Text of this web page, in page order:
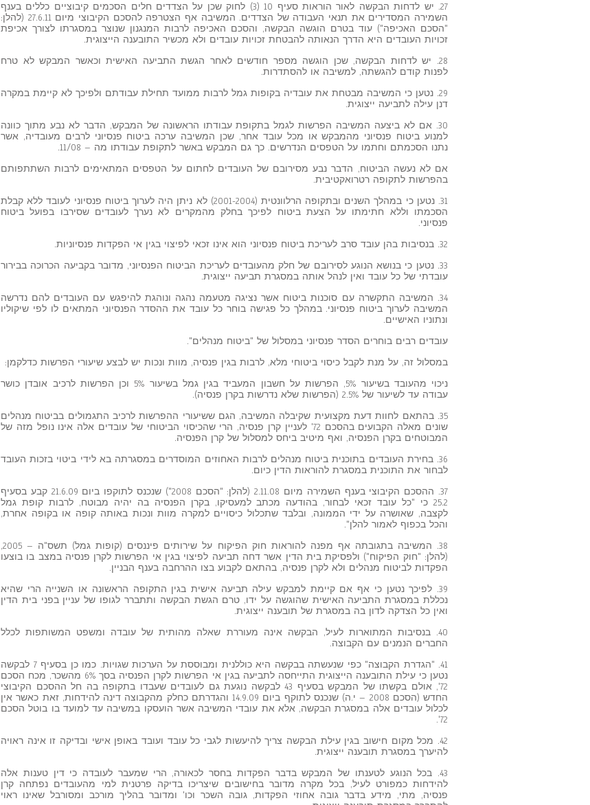
27. יש לדחות הבקשה לאור הוראות סעיף 10 (3) לחוק שכן על הצדדים חלים הסכמים קיבוציים כללים בענף
השמירה המסדירים את תנאי העבודה של הצדדים. המשיבה אף הצטרפה להסכם הקיבוצי מיום 27.6.11 (להלן:
"הסכם האכיפה") עוד בטרם הוגשה הבקשה, והסכם האכיפה לרבות המנגנון שנוצר במסגרתו לצורך אכיפת
זכויות העובדים היא הדרך הנאותה להבטחת זכויות עובדים ולא מכשיר התובענה הייצוגית.
28. יש לדחות הבקשה, שכן הוגשה מספר חודשים לאחר הגשת התביעה האישית וכאשר המבקש לא טרח
לפנות קודם להגשתה, למשיבה או להסתדרות.
29. נטען כי המשיבה מבטחת את עובדיה בקופות גמל לרבות ממועד תחילת עבודתם ולפיכך לא קיימת במקרה
דנן עילה לתביעה ייצוגית.
30. אם לא ביצעה המשיבה הפרשות לגמל בתקופת עבודתו הראשונה של המבקש, הדבר לא נבע מתוך כוונה
למנוע ביטוח פנסיוני מהמבקש או מכל עובד אחר, שכן המשיבה ערכה ביטוח פנסיוני לרבים מעובדיה, אשר
נתנו הסכמתם וחתמו על הטפסים הנדרשים. כך גם המבקש באשר לתקופת עבודתו מה – 11/08.
אם לא נעשה הביטוח, הדבר נבע מסירובם של העובדים לחתום על הטפסים המתאימים לרבות השתתפותם
בהפרשות לתקופה רטרואקטיבית.
31. נטען כי במהלך השנים ובתקופה הרלוונטית (2001-2004) לא ניתן היה לערוך ביטוח פנסיוני לעובד ללא קבלת
הסכמתו וללא חתימתו על הצעת ביטוח לפיכך בחלק מהמקרים לא נערך לעובדים שסירבו בפועל ביטוח
פנסיוני.
32. בנסיבות בהן עובד סרב לעריכת ביטוח פנסיוני הוא אינו זכאי לפיצוי בגין אי הפקדות פנסיוניות.
33. נטען כי בנושא הנוגע לסירובם של חלק מהעובדים לעריכת הביטוח הפנסיוני, מדובר בקביעה הכרוכה בבירור
עובדתי של כל עובד ואין לנהל אותה במסגרת תביעה ייצוגית.
34. המשיבה התקשרה עם סוכנות ביטוח אשר נציגה מטעמה נהגה ונוהגת להיפגש עם העובדים להם נדרשה
המשיבה לערוך ביטוח פנסיוני. במהלך כל פגישה בוחר כל עובד את ההסדר הפנסיוני המתאים לו לפי שיקוליו
ונתוניו האישיים.
עובדים רבים בוחרים הסדר פנסיוני במסלול של "ביטוח מנהלים".
במסלול זה, על מנת לקבל כיסוי ביטוחי מלא, לרבות בגין פנסיה, מוות ונכות יש לבצע שיעורי הפרשות כדלקמן:
ניכוי מהעובד בשיעור 5%, הפרשות על חשבון המעביד בגין גמל בשיעור 5% וכן הפרשות לרכיב אובדן כושר
עבודה עד לשיעור של 2.5% (הפרשות שלא נדרשות בקרן פנסיה).
35. בהתאם לחוות דעת מקצועית שקיבלה המשיבה, הגם ששיעורי ההפרשות לרכיב התגמולים בביטוח מנהלים
שונים מאלה הקבועים בהסכם 72' לעניין קרן פנסיה, הרי שהכיסוי הביטוחי של עובדים אלה אינו נופל מזה של
המבוטחים בקרן הפנסיה, ואף מיטיב ביחס למסלול של קרן הפנסיה.
36. בחירת העובדים בתוכנית ביטוח מנהלים לרבות האחוזים המוסדרים במסגרתה בא לידי ביטוי בזכות העובד
לבחור את התוכנית במסגרת להוראות הדין כיום.
37. ההסכם הקיבוצי בענף השמירה מיום 2.11.08 (להלן: "הסכם 2008") שנכנס לתוקפו ביום 21.6.09 קבע בסעיף
25.2 כי "כל עובד זכאי לבחור, בהודעה מכתב למעסיקו, בקרן הפנסיה בה יהיה מבוטח, לרבות קופת גמל
לקצבה, שאושרה על ידי הממונה, ובלבד שתכלול כיסויים למקרה מוות ונכות באותה קופה או בקופה אחרת,
והכל בכפוף לאמור להלן".
38. המשיבה בתגובתה אף מפנה להוראות חוק הפיקוח על שירותים פיננסים (קופות גמל) תשס"ה – 2005,
(להלן: "חוק הפיקוח") ולפסיקת בית הדין אשר דחה תביעה לפיצוי בגין אי הפרשות לקרן פנסיה במצב בו בוצעו
הפקדות לביטוח מנהלים ולא לקרן פנסיה, בהתאם לקבוע בצו ההרחבה בענף הבניין.
39. לפיכך נטען כי אף אם קיימת למבקש עילה תביעה אישית בגין התקופה הראשונה או השנייה הרי שהיא
נכללת במסגרת התביעה האישית שהוגשה על ידו, טרם הגשת הבקשה ותתברר לגופו של עניין בפני בית הדין
ואין כל הצדקה לדון בה במסגרת של תובענה ייצוגית.
40. בנסיבות המתוארות לעיל, הבקשה אינה מעוררת שאלה מהותית של עובדה ומשפט המשותפות לכלל
החברים הנמנים עם הקבוצה.
41. "הגדרת הקבוצה" כפי שנעשתה בבקשה היא כוללנית ומבוססת על הערכות שגויות. כמו כן בסעיף 7 לבקשה
נטען כי עילת התובענה הייצוגית התייחסה לתביעה בגין אי הפרשות לקרן הפנסיה בסך 6% מהשכר, מכח הסכם
72', אולם בקשתו של המבקש בסעיף 43 לבקשה נוגעת גם לעובדים שעבדו בתקופה בה חל ההסכם הקיבוצי
החדש (הסכם 2008 – י.ה) שנכנס לתוקף ביום 14.9.09 והגדרתם כחלק מהקבוצה דינה להידחות, זאת כאשר אין
לכלול עובדים אלה במסגרת הבקשה, אלא את עובדי המשיבה אשר הועסקו במשיבה עד למועד בו בוטל הסכם
72'.
42. מכל מקום חישוב בגין עילת הבקשה צריך להיעשות לגבי כל עובד ועובד באופן אישי ובדיקה זו אינה ראויה
להיערך במסגרת תובענה ייצוגית.
43. בכל הנוגע לטענתו של המבקש בדבר הפקדות בחסר לכאורה, הרי שמעבר לעובדה כי דין טענות אלה
להידחות כמפורט לעיל, בכל מקרה מדובר בחישובים שיצריכו בדיקה פרטנית למי מהעובדים נפתחה קרן
פנסיה, מתי, מידע בדבר גובה אחוזי הפקדות, גובה השכר וכו' ומדובר בהליך מורכב ומסורבל שאינו ראוי